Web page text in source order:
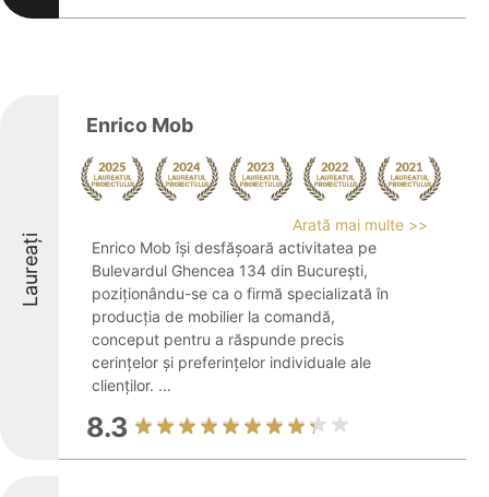
Laureați
Enrico Mob
Arată mai multe >>
Enrico Mob își desfășoară activitatea pe
Bulevardul Ghencea 134 din București,
poziționându-se ca o firmă specializată în
producția de mobilier la comandă,
conceput pentru a răspunde precis
cerințelor și preferințelor individuale ale
clienților. ...
8.3